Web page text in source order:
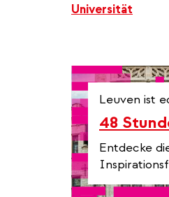
Universität
Leuven ist
48
Entdecke